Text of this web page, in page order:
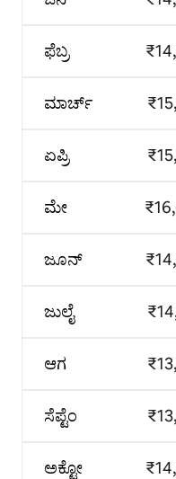
ಫೆಬ್ರ
ಮಾರ್ಚ್
ಏಪ್ರಿ
ಮೇ
ಜೂನ್
ಜುಲೈ
ಆಗ
ಸೆಪ್ಟೆಂ
ಅಕ್ಟೋ